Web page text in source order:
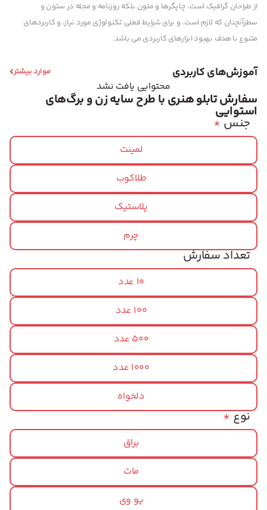
از طراحان گرافیک است، چاپگرها و متون بلکه روزنامه و مجله در ستون و
سطرآنچنان که لازم است، و برای شرایط فعلی تکنولوژی مورد نیاز، و کاربردهای
متنوع با هدف بهبود ابزارهای کاربردی می باشد.
آموزش‌های کاربردی موارد بیشتر
محتوایی یافت نشد
سفارش تابلو هنری با طرح سایه زن و برگ‌های
استوایی
*جنس
لمینت
طلاکوب
پلاستیک
چرم
تعداد سفارش
10 عدد
100 عدد
500 عدد
1000 عدد
دلخواه
*نوع
براق
مات
یو وی